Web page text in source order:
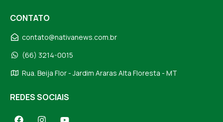
CONTATO
contato@nativanews.com.br
(66) 3214-0015
Rua. Beija Flor - Jardim Araras Alta Floresta - MT
REDES SOCIAIS